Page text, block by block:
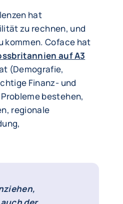
hat
zu rechnen, und
kommen. Coface hat
auf A3
(Demografie,
Finanz- und
bestehen,
regionale